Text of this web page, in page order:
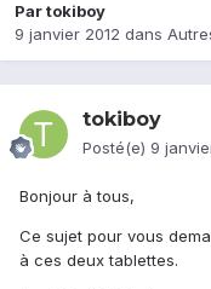
Partokiboy
9 janvier 2012 dans
tokiboy
Posté(e) 9
Bonjour à tous,
Ce sujet pour vous
à ces deux tablettes.